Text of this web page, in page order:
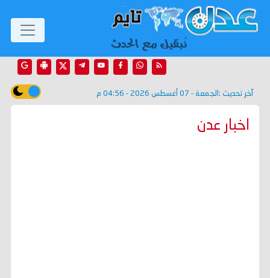
آخر تحديث : الجمعة - 07 أغسطس 2026 - 04:56 م
اخبار عدن